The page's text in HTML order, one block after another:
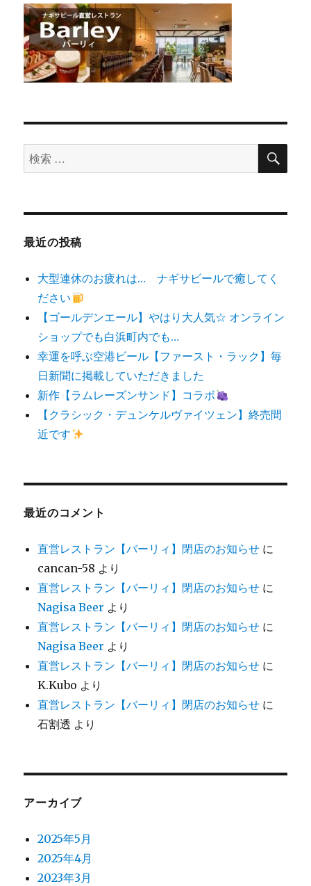
検
索
象:
検
最近の投稿
大型連休のお疲れは… ナギサビールで癒してく
ださい
【ゴールデンエール】やはり大人気☆ オンライン
ショップでも白浜町内でも…
幸運を呼ぶ空港ビール【ファースト・ラック】毎
日新聞に掲載していただきました
新作【ラムレーズンサンド】コラボ
【クラシック・デュンケルヴァイツェン】終売間
近です
最近のコメント
直営レストラン【バーリィ】閉店のお知らせ に
cancan-58 より
直営レストラン【バーリィ】閉店のお知らせ に
Nagisa Beer より
直営レストラン【バーリィ】閉店のお知らせ に
Nagisa Beer より
直営レストラン【バーリィ】閉店のお知らせ に
K.Kubo より
直営レストラン【バーリィ】閉店のお知らせ に
石割透 より
アーカイブ
2025年5月
2025年4月
2023年3月